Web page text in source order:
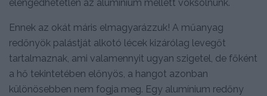
elengedhetetlen az alumínium mellett voksolnunk.
Ennek az okát máris elmagyarázzuk! A műanyag
redőnyök palástját alkotó lécek kizárólag levegőt
tartalmaznak, ami valamennyit ugyan szigetel, de főként
a hő tekintetében előnyös, a hangot azonban
különösebben nem fogja meg. Egy alumínium redőny